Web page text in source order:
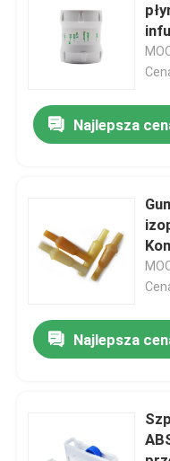
O nas
Wycieczka po
Skontaktuj się z
Poprosić o wycenę
Medyczna guma
Gumowy tłok
Najlepsza
Najlepsza